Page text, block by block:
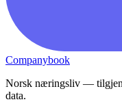
Companybook
Norsk næringsliv —
data.